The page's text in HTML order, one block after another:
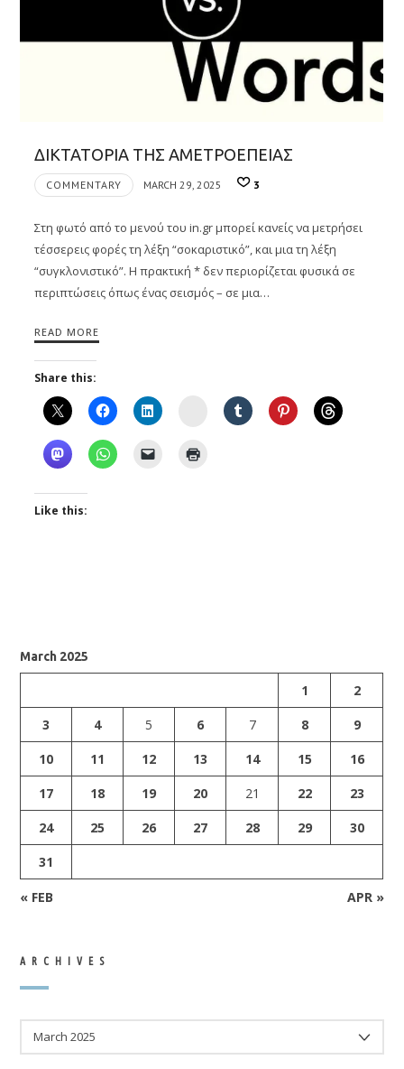
ΔΙΚΤΑΤΟΡΙΑ ΤΗΣ ΑΜΕΤΡΟΕΠΕΙΑΣ
COMMENTARY MARCH 29, 2025 3
Στη φωτό από το μενού του in.gr μπορεί κανείς να μετρήσει
τέσσερεις φορές τη λέξη “σοκαριστικό”, και μια τη λέξη
“συγκλονιστικό”. Η πρακτική * δεν περιορίζεται φυσικά σε
περιπτώσεις όπως ένας σεισμός – σε μια…
READ MORE
Share this:
Instagram
Like this:
March 2025
1
2
3
4 5 6 7 8
9
10
11 12 13 14 15
16
17
18 19 20 21 22
23
24
25 26 27 28 29
30
31
« FEB APR »
ARCHIVES